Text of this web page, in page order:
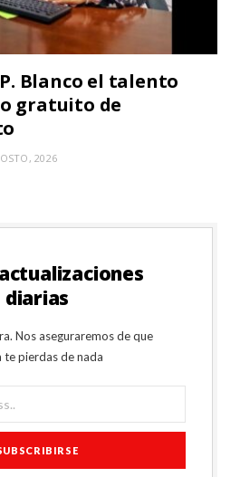
Blanco el talento
gratuito de
2026
diarias
Nos aseguraremos de que
te pierdas de nada